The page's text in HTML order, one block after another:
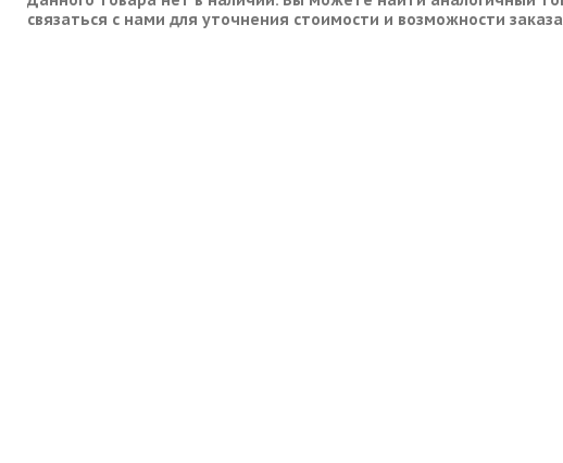
связаться с нами для уточнения стоимости и возможности